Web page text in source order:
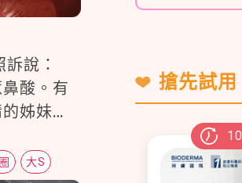
說：
鼻酸。有
姊妹
！大S
大S
搶先試用
10